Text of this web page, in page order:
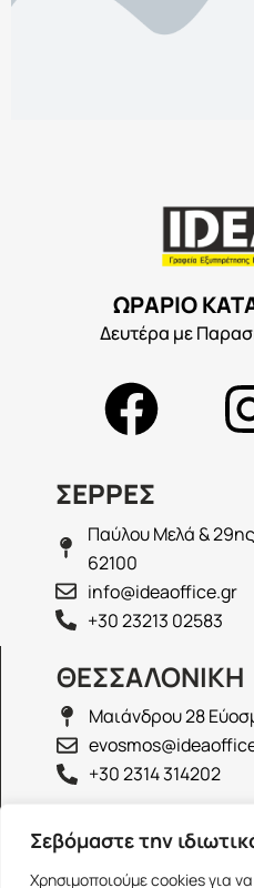
Σεβόμαστε την
Χρησιμοποιούμε cookies για
ΩΡΑΡΙΟ
Δευτέρα με
ΣΕΡΡΕΣ
Παύλου Μελά & 29ης
62100
info@ideaoffice.gr
+30 23213 02583
ΘΕΣΣΑΛΟΝΙΚΗ
Μαιάνδρου 28
+30 2314 314202
ΙΩΑΝΝΙΝΑ
Γεώργιου